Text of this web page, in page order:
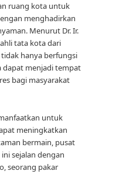
ruang kota untuk
menghadirkan
Menurut Dr. Ir.
tata kota dari
hanya berfungsi
dapat menjadi tempat
bagi masyarakat
untuk
meningkatkan
bermain, pusat
sejalan dengan
seorang pakar